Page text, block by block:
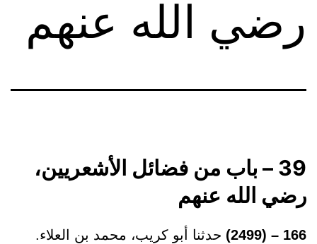
رضي الله عنهم
39 – باب من فضائل الأشعريين،
رضي الله عنهم
166 – (2499)
حدثنا أبو كريب، محمد بن العلاء.